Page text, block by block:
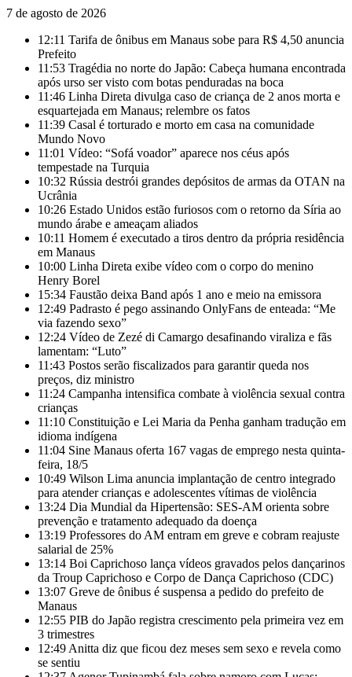
7 de agosto de 2026
12:11 Tarifa de ônibus em Manaus sobe para R$ 4,50 anuncia
Prefeito
11:53 Tragédia no norte do Japão: Cabeça humana encontrada
após urso ser visto com botas penduradas na boca
11:46 Linha Direta divulga caso de criança de 2 anos morta e
esquartejada em Manaus; relembre os fatos
11:39 Casal é torturado e morto em casa na comunidade
Mundo Novo
11:01 Vídeo: “Sofá voador” aparece nos céus após
tempestade na Turquia
10:32 Rússia destrói grandes depósitos de armas da OTAN na
Ucrânia
10:26 Estado Unidos estão furiosos com o retorno da Síria ao
mundo árabe e ameaçam aliados
10:11 Homem é executado a tiros dentro da própria residência
em Manaus
10:00 Linha Direta exibe vídeo com o corpo do menino
Henry Borel
15:34 Faustão deixa Band após 1 ano e meio na emissora
12:49 Padrasto é pego assinando OnlyFans de enteada: “Me
via fazendo sexo”
12:24 Vídeo de Zezé di Camargo desafinando viraliza e fãs
lamentam: “Luto”
11:43 Postos serão fiscalizados para garantir queda nos
preços, diz ministro
11:24 Campanha intensifica combate à violência sexual contra
crianças
11:10 Constituição e Lei Maria da Penha ganham tradução em
idioma indígena
11:04 Sine Manaus oferta 167 vagas de emprego nesta quinta-
feira, 18/5
10:49 Wilson Lima anuncia implantação de centro integrado
para atender crianças e adolescentes vítimas de violência
13:24 Dia Mundial da Hipertensão: SES-AM orienta sobre
prevenção e tratamento adequado da doença
13:19 Professores do AM entram em greve e cobram reajuste
salarial de 25%
13:14 Boi Caprichoso lança vídeos gravados pelos dançarinos
da Troup Caprichoso e Corpo de Dança Caprichoso (CDC)
13:07 Greve de ônibus é suspensa a pedido do prefeito de
Manaus
12:55 PIB do Japão registra crescimento pela primeira vez em
3 trimestres
12:49 Anitta diz que ficou dez meses sem sexo e revela como
se sentiu